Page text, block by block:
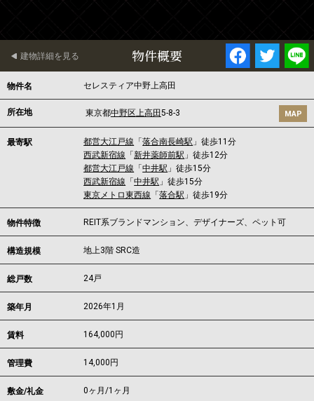
物件概要
建物詳細を見る
物件名 セレスティア中野上高田
所在地 東京都中野区上高田5-8-3 MAP
最寄駅 都営大江戸線 「落合南長崎駅 」徒歩11分
西武新宿線 「新井薬師前駅 」徒歩12分
都営大江戸線 「中井駅 」徒歩15分
西武新宿線 「中井駅 」徒歩15分
東京メトロ東西線 「落合駅 」徒歩19分
物件特徴 REIT系ブランドマンション、デザイナーズ、ペット可
構造規模 地上3階 SRC造
総戸数 24戸
築年月 2026年1月
賃料 164,000 円
管理費 14,000円
敷金/礼金 0ヶ月/1ヶ月